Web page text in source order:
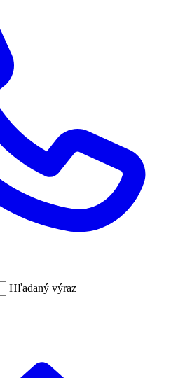
Hľadaný výraz